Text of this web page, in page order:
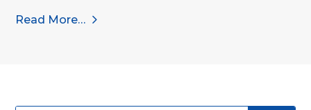
Read More…